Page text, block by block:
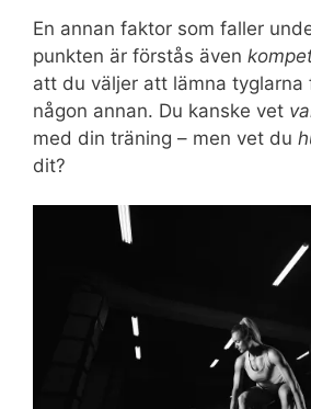
En annan faktor som faller
punkten är förstås även
att du väljer att lämna tyglarna
någon annan. Du kanske vet
med din träning – men vet du
dit?